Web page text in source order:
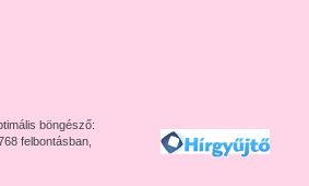
böngésző:
felbontásban,